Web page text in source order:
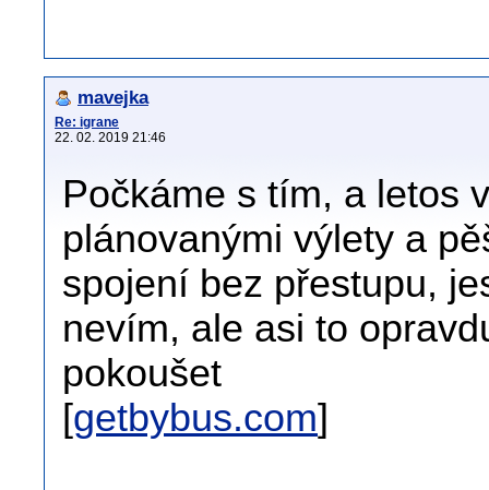
mavejka
Re: igrane
22. 02. 2019 21:46
Počkáme s tím, a letos
plánovanými výlety a
spojení bez přestupu,
nevím, ale asi to
pokoušet
[getbybus.com]